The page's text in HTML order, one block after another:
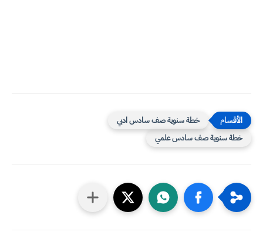
خطة سنوية صف سادس ادبي
خطة سنوية صف سادس علمي